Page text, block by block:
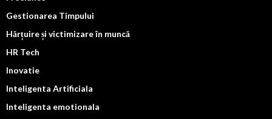
Gestionarea Timpului
Hărțuire și victimizare în muncă
HR Tech
Inovatie
Inteligenta Artificiala
Inteligenta emotionala